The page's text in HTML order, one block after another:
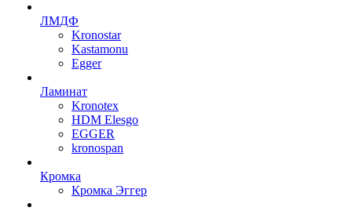
ЛМДФ
Kronostar
Kastamonu
Egger
Ламинат
Kronotex
HDM Elesgo
EGGER
kronospan
Кромка
Кромка Эггер